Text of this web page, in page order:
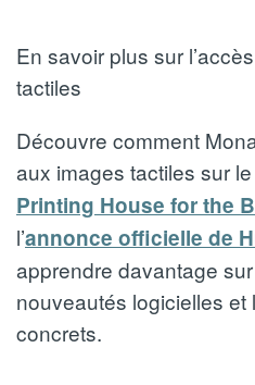
En savoir plus sur
tactiles
Découvre comment
aux images tactiles sur
Printing House for the
l’annonce officielle de
apprendre davantage
nouveautés logicielles et
concrets.